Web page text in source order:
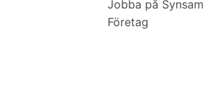
Jobba på Synsam
Företag